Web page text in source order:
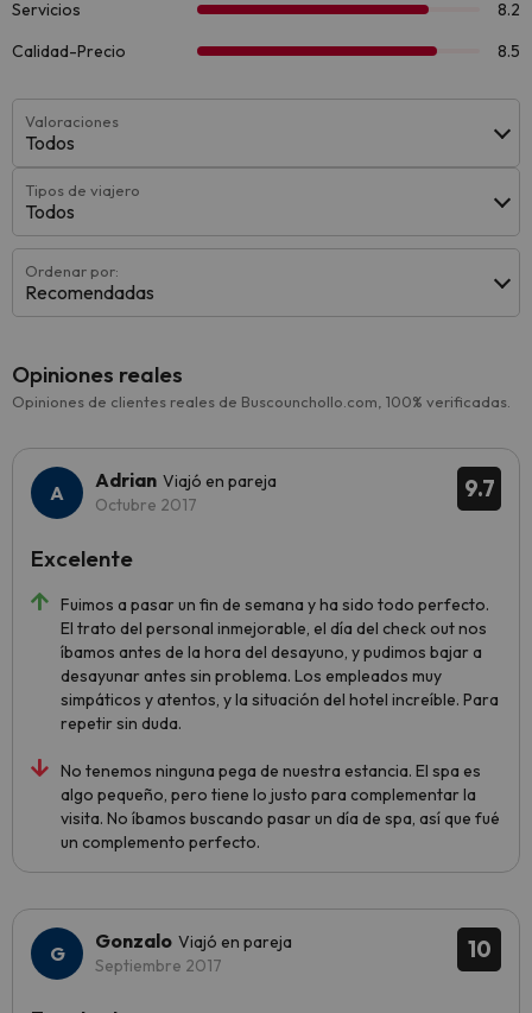
Valoraciones
Todos
Tipos de viajero
Todos
Ordenar por:
Recomendadas
Opiniones reales
Opiniones de clientes reales de Buscounchollo.com, 100% verificadas.
9.7
Adrian Viajó en pareja
Octubre 2017
Fuimos a pasar un fin de semana y ha sido todo perfecto.
El trato del personal inmejorable, el día del check out nos
íbamos antes de la hora del desayuno, y pudimos bajar a
desayunar antes sin problema. Los empleados muy
simpáticos y atentos, y la situación del hotel increíble. Para
repetir sin duda.
No tenemos ninguna pega de nuestra estancia. El spa es
algo pequeño, pero tiene lo justo para complementar la
visita. No íbamos buscando pasar un día de spa, así que fué
un complemento perfecto.
Excelente
10
Gonzalo Viajó en pareja
Septiembre 2017